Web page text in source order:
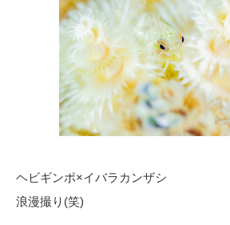
ヘビギンポ×イバラカンザシ
浪漫撮り(笑)